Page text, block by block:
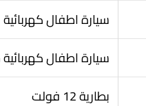
سيارة اطفال كهربائية
سيارة اطفال كهربائية حتى عمر 3 سنوات
بطارية 12 فولت